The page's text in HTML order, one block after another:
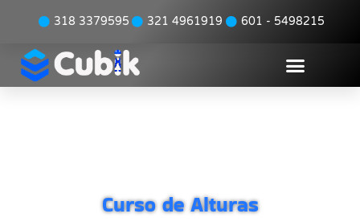
318 3379595 321 4961919 601 - 5498215
Curso de Alturas